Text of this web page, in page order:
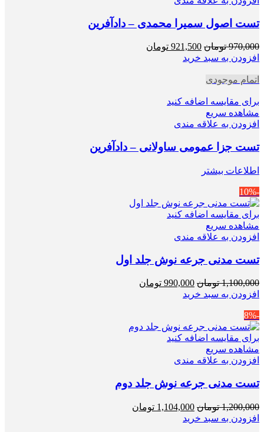
تست اصول سمیرا محمدی – دادآفرین
970,000 تومان قیمت
اصلی
921,500 تومان
افزودن به سبد خرید
اتمام موجودی
برای مقایسه اضافه کنید
مشاهده سریع
افزودن به علاقه مندی
تست جزا عمومی ساولانی – دادآفرین
اطلاعات بیشتر
-10%
برای مقایسه اضافه کنید
مشاهده سریع
افزودن به علاقه مندی
تست مدنی جرعه نوش جلد اول
1,100,000 تومان قیمت
اصلی
990,000 تومان
افزودن به سبد خرید
-8%
برای مقایسه اضافه کنید
مشاهده سریع
افزودن به علاقه مندی
تست مدنی جرعه نوش جلد دوم
1,200,000 تومان قیمت
اصلی
1,104,000 تومان
افزودن به سبد خرید